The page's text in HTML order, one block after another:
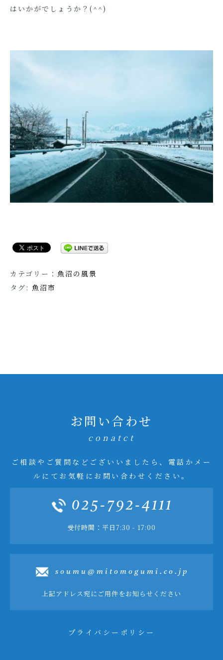
はいかがでしょうか？(^^)
カテゴリー： 魚沼の風景
タグ: 魚沼市
お問い合わせ
conatct
ご相談やご質問などございいましたら、電話かメー
ルにてお気軽にお問い合わせください。
025-792-4111
受付時間：平日7:30 - 17:00
soumu@mitomogumi.co.jp
上記アドレス宛にご用件をお知らせください
プライバシーポリシー